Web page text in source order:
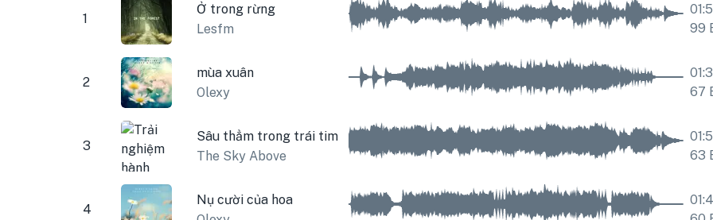
1
Ở trong rừng
Lesfm
99
2
mùa xuân
Olexy
67
3
Sâu thẳm trong trái tim
The Sky Above
63
4
Nụ cười của hoa